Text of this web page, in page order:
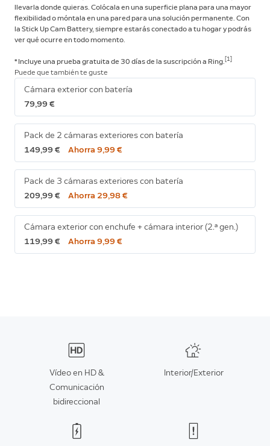
llevarla donde quieras. Colócala en una superficie plana para una mayor
flexibilidad o móntala en una pared para una solución permanente. Con
la Stick Up Cam Battery, siempre estarás conectado a tu hogar y podrás
ver qué ocurre en todo momento.
* Incluye una prueba gratuita de 30 días de la suscripción a Ring. [1]
Puede que también te guste
Cámara exterior con batería
79,99 €
Pack de 2 cámaras exteriores con batería
149,99 €
Ahorra 9,99 €
Pack de 3 cámaras exteriores con batería
209,99 €
Ahorra 29,98 €
Cámara exterior con enchufe + cámara interior (2.ª gen.)
119,99 €
Ahorra 9,99 €
Vídeo en HD &
Comunicación
bidireccional
Interior/Exterior